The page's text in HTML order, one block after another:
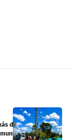
de $12.240